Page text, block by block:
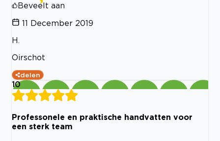
Beveelt aan
11 December 2019
H.
Oirschot
delen
10
Professonele en praktische handvatten voor
een sterk team